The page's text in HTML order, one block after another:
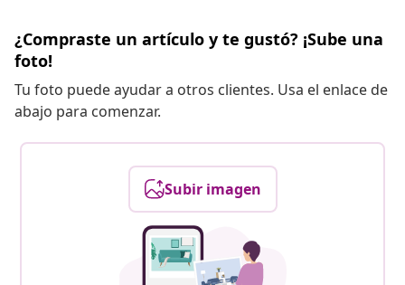
¿Compraste un artículo y te gustó? ¡Sube una
foto!
Tu foto puede ayudar a otros clientes. Usa el enlace de
abajo para comenzar.
Subir imagen